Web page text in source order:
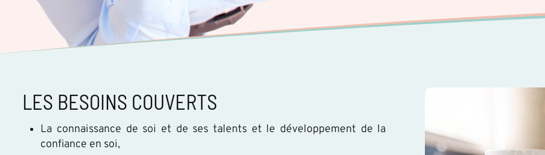
LES BESOINS COUVERTS
La connaissance de soi et de ses talents et le développement de la
confiance en soi,